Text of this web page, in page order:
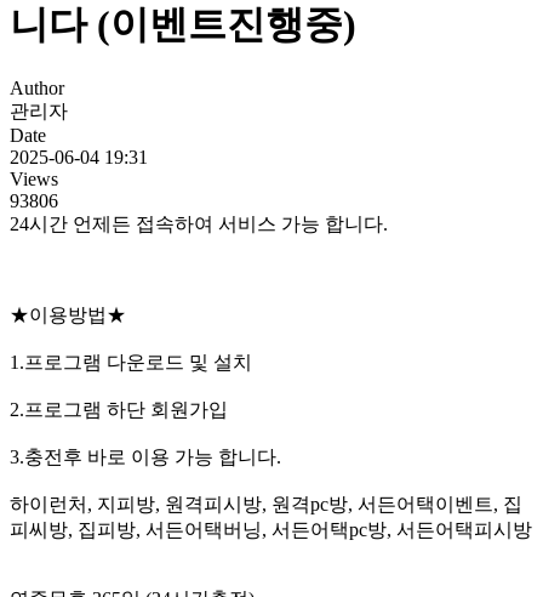
니다 (이벤트진행중)
Author
관리자
Date
2025-06-04 19:31
Views
93806
24시간 언제든 접속하여 서비스 가능 합니다.
★이용방법★
1.프로그램 다운로드 및 설치
2.프로그램 하단 회원가입
3.충전후 바로 이용 가능 합니다.
하이런처, 지피방, 원격피시방, 원격pc방, 서든어택이벤트, 집
피씨방, 집피방, 서든어택버닝, 서든어택pc방, 서든어택피시방